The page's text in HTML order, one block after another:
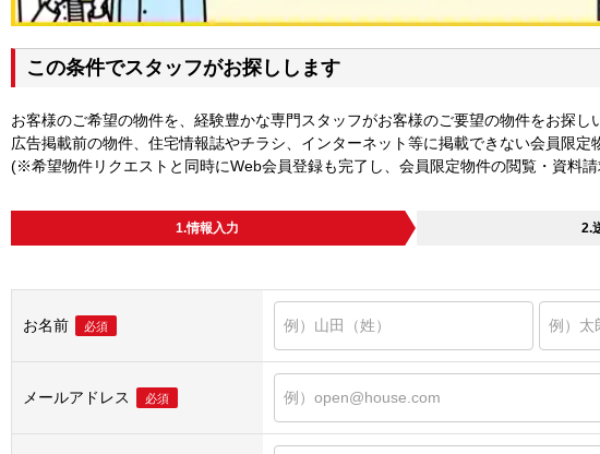
この条件でスタッフがお探しします
お客様のご希望の物件を、経験豊かな専門スタッフがお客様のご要望の物件をお探し
広告掲載前の物件、住宅情報誌やチラシ、インターネット等に掲載できない会員限定
(※希望物件リクエストと同時にWeb会員登録も完了し、会員限定物件の閲覧・資料
1.情報入力 2.
お名前 必須
メールアドレス 必須